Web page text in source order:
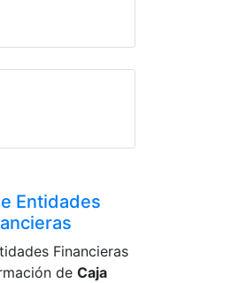
Entidades
Financieras
de Caja